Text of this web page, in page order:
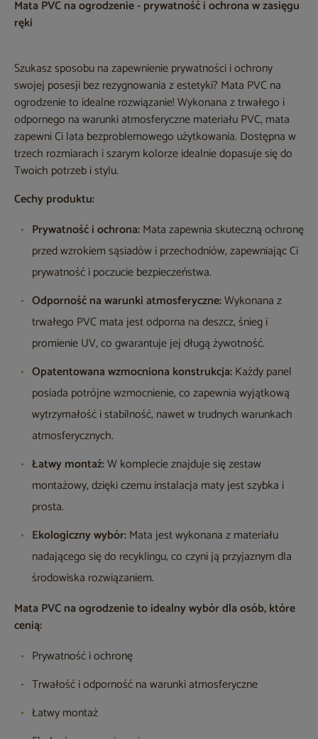
Mata PVC na ogrodzenie - prywatność i ochrona w zasięgu
ręki
Szukasz sposobu na zapewnienie prywatności i ochrony
swojej posesji bez rezygnowania z estetyki? Mata PVC na
ogrodzenie to idealne rozwiązanie! Wykonana z trwałego i
odpornego na warunki atmosferyczne materiału PVC, mata
zapewni Ci lata bezproblemowego użytkowania. Dostępna w
trzech rozmiarach i szarym kolorze idealnie dopasuje się do
Twoich potrzeb i stylu.
Cechy produktu:
Prywatność i ochrona:Mata zapewnia skuteczną ochronę
przed wzrokiem sąsiadów i przechodniów, zapewniając Ci
prywatność i poczucie bezpieczeństwa.
Odporność na warunki atmosferyczne:Wykonana z
trwałego PVC mata jest odporna na deszcz, śnieg i
promienie UV, co gwarantuje jej długą żywotność.
Opatentowana wzmocniona konstrukcja:Każdy panel
posiada potrójne wzmocnienie, co zapewnia wyjątkową
wytrzymałość i stabilność, nawet w trudnych warunkach
atmosferycznych.
Łatwy montaż:W komplecie znajduje się zestaw
montażowy, dzięki czemu instalacja maty jest szybka i
prosta.
Ekologiczny wybór:Mata jest wykonana z materiału
nadającego się do recyklingu, co czyni ją przyjaznym dla
środowiska rozwiązaniem.
Mata PVC na ogrodzenie to idealny wybór dla osób, które
cenią:
Prywatność i ochronę
Trwałość i odporność na warunki atmosferyczne
Łatwy montaż